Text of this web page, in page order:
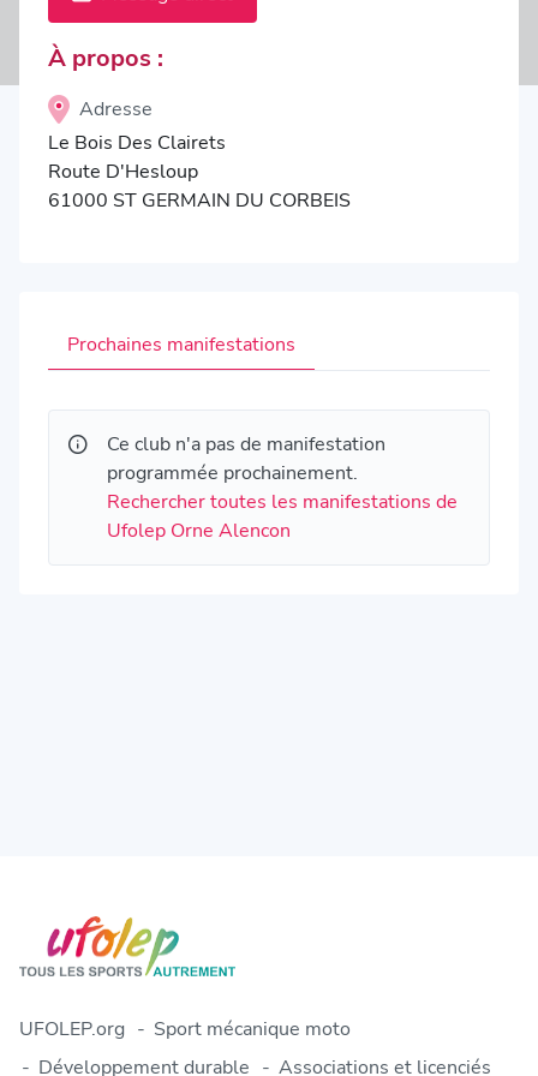
Prochaines manifestations
Ce club n'a pas de manifestation
programmée prochainement.
Rechercher toutes les manifestations de
Ufolep Orne Alencon
À propos :
Adresse
Le Bois Des Clairets
Route D'Hesloup
61000 ST GERMAIN DU CORBEIS
UFOLEP.org
Sport mécanique moto
Développement durable
Associations et licenciés